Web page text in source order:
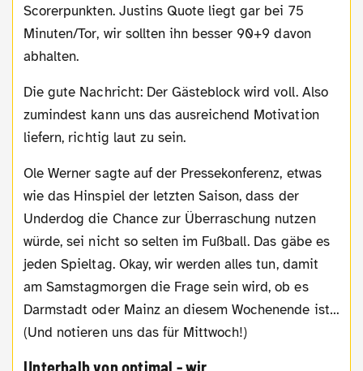
Scorerpunkten. Justins Quote liegt gar bei 75
Minuten/Tor, wir sollten ihn besser 90+9 davon
abhalten.
Die gute Nachricht: Der Gästeblock wird voll. Also
zumindest kann uns das ausreichend Motivation
liefern, richtig laut zu sein.
Ole Werner sagte auf der Pres­se­kon­fe­renz, etwas
wie das Hinspiel der letzten Saison, dass der
Underdog die Chance zur Überraschung nutzen
würde, sei nicht so selten im Fußball. Das gäbe es
jeden Spieltag. Okay, wir werden alles tun, damit
am Samstagmorgen die Frage sein wird, ob es
Darmstadt oder Mainz an diesem Wochenende ist…
(Und notieren uns das für Mittwoch!)
Unterhalb von optimal - wir